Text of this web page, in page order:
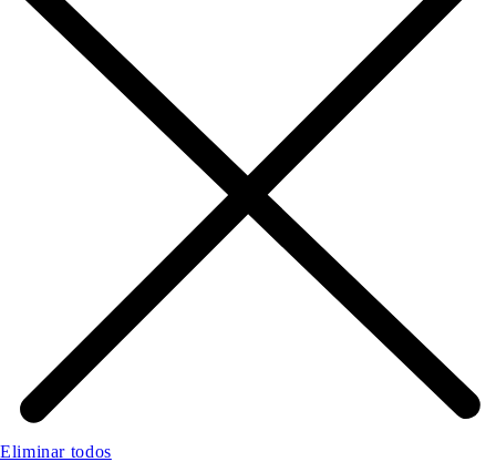
Eliminar todos